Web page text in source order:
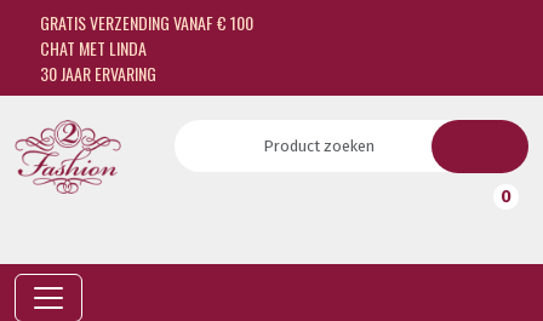
GRATIS VERZENDING VANAF € 100
CHAT MET LINDA
30 JAAR ERVARING
0